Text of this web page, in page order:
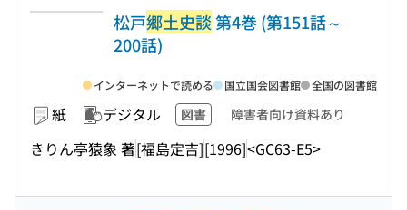
松戸郷土史談第4巻 (第151話～
200話)
紙 デジタル 図書 障害者向け資料あり
きりん亭猿象 著[福島定吉][1996]<GC63-E5>
インターネットで読める 国立国会図書館 全国の図書館